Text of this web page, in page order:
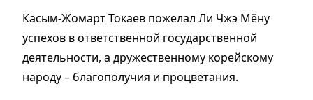
Касым-Жомарт Токаев пожелал Ли Чжэ Мёну
успехов в ответственной государственной
деятельности, а дружественному корейскому
народу – благополучия и процветания.